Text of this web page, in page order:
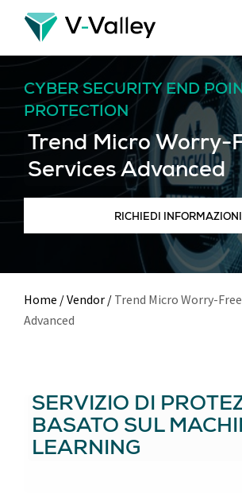
Skip
main
content
CYBER SECURITY END
PROTECTION
Trend Micro Worry-
Services Advanced
RICHIEDI INFORMAZIONI
Home /Vendor / Trend Micro Worry-
Advanced
SERVIZIO DI
BASATO SUL
LEARNING